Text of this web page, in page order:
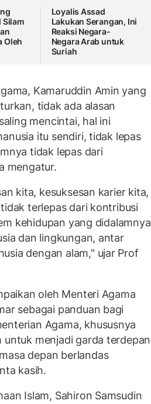
Silam
Oleh
Loyalis Assad
Lakukan Serangan, Ini
Reaksi Negara-
Negara Arab untuk
Suriah
Kamaruddin Amin yang
tidak ada alasan
mencintai, hal ini
itu sendiri, tidak lepas
tidak lepas dari
mengatur.
kita, kesuksesan karier kita,
terlepas dari kontribusi
kehidupan yang didalamnya
dan lingkungan, antar
dengan alam," ujar Prof
oleh Menteri Agama
sebagai panduan bagi
Agama, khususnya
untuk menjadi garda terdepan
depan berlandas
kasih.
Islam, Sahiron Samsudin